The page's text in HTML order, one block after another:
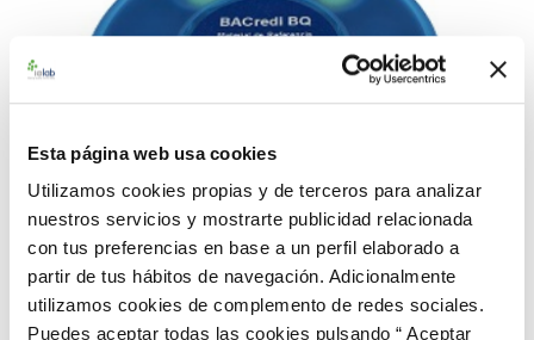
Esta página web usa cookies
Utilizamos cookies propias y de terceros para analizar
nuestros servicios y mostrarte publicidad relacionada
con tus preferencias en base a un perfil elaborado a
partir de tus hábitos de navegación. Adicionalmente
utilizamos cookies de complemento de redes sociales.
Puedes aceptar todas las cookies pulsando “ Aceptar